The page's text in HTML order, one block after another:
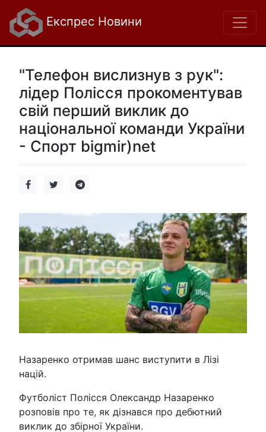
Експрес Новини
"Телефон вислизнув з рук":
лідер Полісся прокоментував
свій перший виклик до
національної команди України
- Спорт bigmir)net
Назаренко отримав шанс виступити в Лізі
націй.
Футболіст Полісся Олександр Назаренко
розповів про те, як дізнався про дебютний
виклик до збірної України.